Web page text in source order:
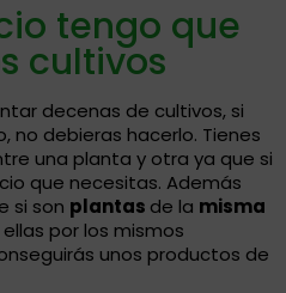
tengo que
cultivos
decenas de cultivos, si
no debieras hacerlo. Tienes
una planta y otra ya que si
que necesitas. Además
si son plantas de la misma
por los mismos
unos productos de